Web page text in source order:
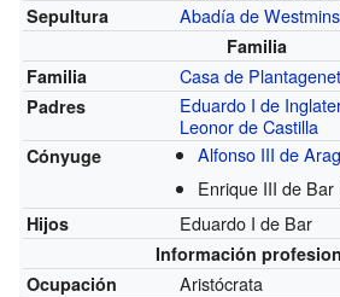
Sepultura Abadía de
Familia
Familia
Casa de Plantagenet
Padres
Eduardo I de
Leonor de Castilla
Cónyuge Alfonso III de
Enrique III de Bar
Hijos Eduardo I de Bar
Información
Ocupación
Aristócrata